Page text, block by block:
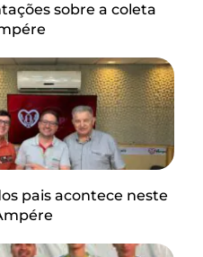
sobre a coleta
pais acontece neste